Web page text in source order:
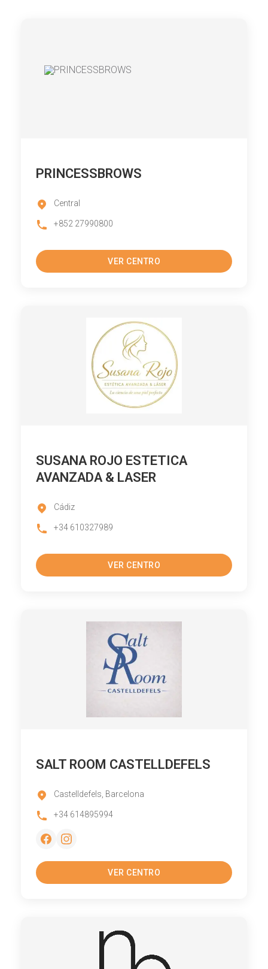
PRINCESSBROWS
Central
+852 27990800
VER CENTRO
SUSANA ROJO ESTETICA
AVANZADA & LASER
Cádiz
+34 610327989
VER CENTRO
SALT ROOM CASTELLDEFELS
Castelldefels, Barcelona
+34 614895994
VER CENTRO